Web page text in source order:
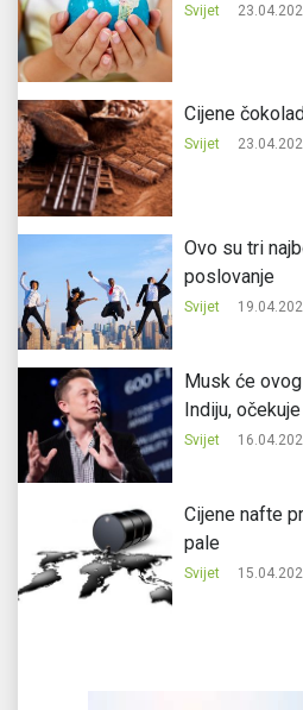
Svijet
Cijene
Svijet
Ovo su tri
poslovanje
Svijet
Musk će
Indiju,
Svijet
Cijene nafte
pale
Svijet